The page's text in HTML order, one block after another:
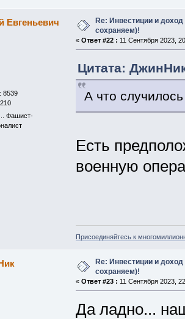
Евгеньевич
8539
Фашист-
Re: Инвестиции и
сохраняем)!
« Ответ #22 : 11 Сентября 2023,
Цитата:
А что
Есть
военную
Присоединяйтесь к
Re: Инвестиции и
сохраняем)!
« Ответ #23 : 11 Сентября 2023,
Да ладно...